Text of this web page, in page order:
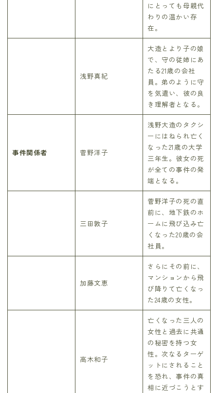
にとっても母親代
わりの温かい存
在。
浅野真紀
大造とより子の娘
で、守の従姉にあ
たる21歳の会社
員。弟のように守
を気遣い、彼の良
き理解者となる。
事件関係者 菅野洋子
浅野大造のタクシ
ーにはねられ亡く
なった21歳の大学
三年生。彼女の死
が全ての事件の発
端となる。
三田敦子
菅野洋子の死の直
前に、地下鉄のホ
ームに飛び込み亡
くなった20歳の会
社員。
加藤文恵
さらにその前に、
マンションから飛
び降りて亡くなっ
た24歳の女性。
高木和子
亡くなった三人の
女性と過去に共通
の秘密を持つ女
性。次なるターゲ
ットにされること
を恐れ、事件の真
相に近づこうとす